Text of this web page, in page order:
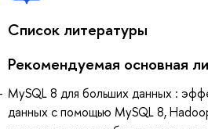
Список литературы
Рекомендуемая основная
MySQL 8 для больших данных :
данных с помощью MySQL 8,